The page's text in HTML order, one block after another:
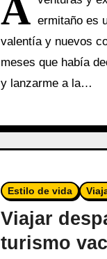
A ermitaño es
valentía y nuevos
meses que había
y lanzarme a la…
Estilo de vida
Viajar
turismo